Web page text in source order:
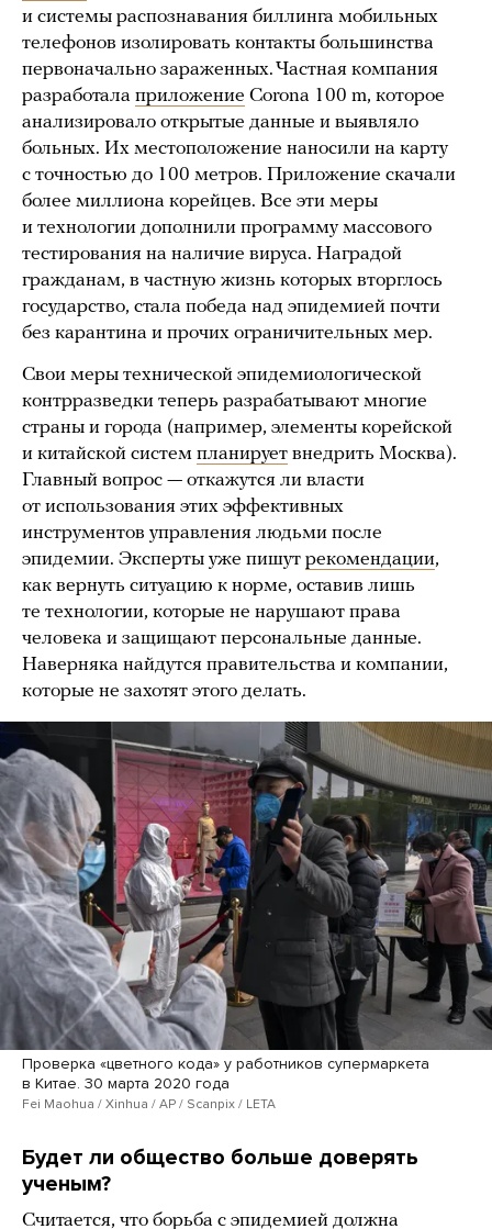
и системы распознавания биллинга мобильных
телефонов изолировать контакты большинства
первоначально зараженных. Частная компания
разработала приложение Corona 100 m, которое
анализировало открытые данные и выявляло
больных. Их местоположение наносили на карту
с точностью до 100 метров. Приложение скачали
более миллиона корейцев. Все эти меры
и технологии дополнили программу массового
тестирования на наличие вируса. Наградой
гражданам, в частную жизнь которых вторглось
государство, стала победа над эпидемией почти
без карантина и прочих ограничительных мер.
Свои меры технической эпидемиологической
контрразведки теперь разрабатывают многие
страны и города (например, элементы корейской
и китайской систем планирует внедрить Москва).
Главный вопрос — откажутся ли власти
от использования этих эффективных
инструментов управления людьми после
эпидемии. Эксперты уже пишут рекомендации,
как вернуть ситуацию к норме, оставив лишь
те технологии, которые не нарушают права
человека и защищают персональные данные.
Наверняка найдутся правительства и компании,
которые не захотят этого делать.
Проверка «цветного кода» у работников супермаркета
в Китае. 30 марта 2020 года
Fei Maohua / Xinhua / AP / Scanpix / LETA
Будет ли общество больше доверять
ученым?
Считается, что борьба с эпидемией должна